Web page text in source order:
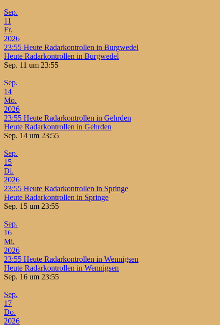
Sep.
11
Fr.
2026
23:55 Heute Radarkontrollen in Burgwedel
Heute Radarkontrollen in Burgwedel
Sep. 11 um 23:55
Sep.
14
Mo.
2026
23:55 Heute Radarkontrollen in Gehrden
Heute Radarkontrollen in Gehrden
Sep. 14 um 23:55
Sep.
15
Di.
2026
23:55 Heute Radarkontrollen in Springe
Heute Radarkontrollen in Springe
Sep. 15 um 23:55
Sep.
16
Mi.
2026
23:55 Heute Radarkontrollen in Wennigsen
Heute Radarkontrollen in Wennigsen
Sep. 16 um 23:55
Sep.
17
Do.
2026